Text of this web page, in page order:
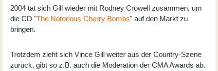
2004 tat sich Gill wieder mit Rodney Crowell zusammen, um
die CD "The Notorious Cherry Bombs" auf den Markt zu
bringen.
Trotzdem zieht sich Vince Gill weiter aus der Country-Szene
zurück, gibt so z.B. auch die Moderation der CMA Awards ab.